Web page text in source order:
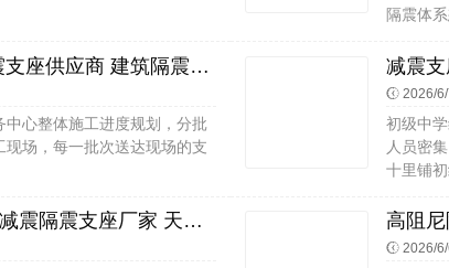
隔震体
建筑隔震支座LNR-700源头工厂 隔震支座供应商 建筑隔震建筑橡胶隔震支座厂家
心整体施工进度规划，分批
场，每一批次送达现场的支
减震
2026/
初级中
人员密
十里铺
LNR700建筑隔震支座源头工厂 铅芯减震隔震支座厂家 天然橡胶支座
2026/